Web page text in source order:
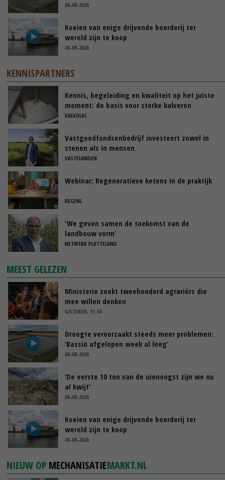
06-08-2026
Koeien van enige drijvende boerderij ter
wereld zijn te koop
06-08-2026
KENNISPARTNERS
Kennis, begeleiding en kwaliteit op het juiste
moment: de basis voor sterke kalveren
KALVOLAC
Vastgoedfondsenbedrijf investeert zowel in
stenen als in mensen
VASTELANDEN
Webinar: Regeneratieve ketens in de praktijk
REGENL
‘We geven samen de toekomst van de
landbouw vorm’
NETWERK PLATTELAND
MEEST GELEZEN
Ministerie zoekt tweehonderd agrariërs die
mee willen denken
GISTEREN, 11:34
Droogte veroorzaakt steeds meer problemen:
‘Bassin afgelopen week al leeg’
06-08-2026
‘De eerste 10 ton van de uienoogst zijn we nu
al kwijt’
06-08-2026
Koeien van enige drijvende boerderij ter
wereld zijn te koop
06-08-2026
NIEUW OP MECHANISATIEMARKT.NL